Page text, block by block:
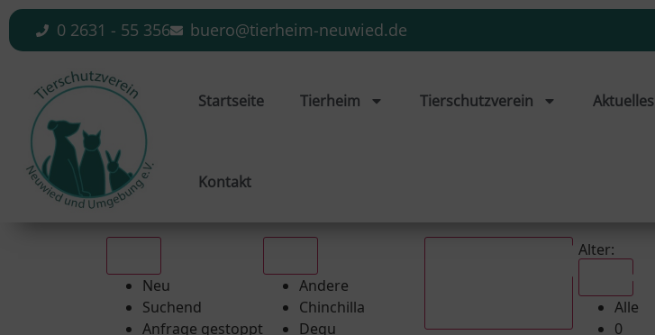
0 2631 - 55 356 buero@tierheim-neuwied.de
Startseite Tierheim Tierschutzverein Aktuelles
Kontakt
Neu
Suchend
Anfrage gestoppt
Andere
Chinchilla
Degu
Alter:
Alle
0